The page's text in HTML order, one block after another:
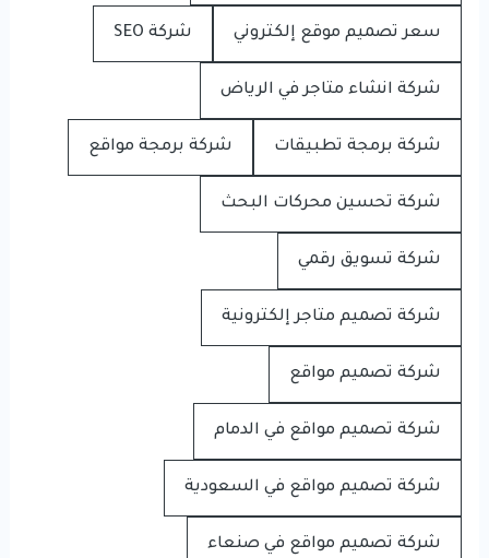
سعر تصميم موقع إلكتروني شركة SEO
شركة انشاء متاجر في الرياض
شركة برمجة تطبيقات شركة برمجة مواقع
شركة تحسين محركات البحث
شركة تسويق رقمي
شركة تصميم متاجر إلكترونية
شركة تصميم مواقع
شركة تصميم مواقع في الدمام
شركة تصميم مواقع في السعودية
شركة تصميم مواقع في صنعاء